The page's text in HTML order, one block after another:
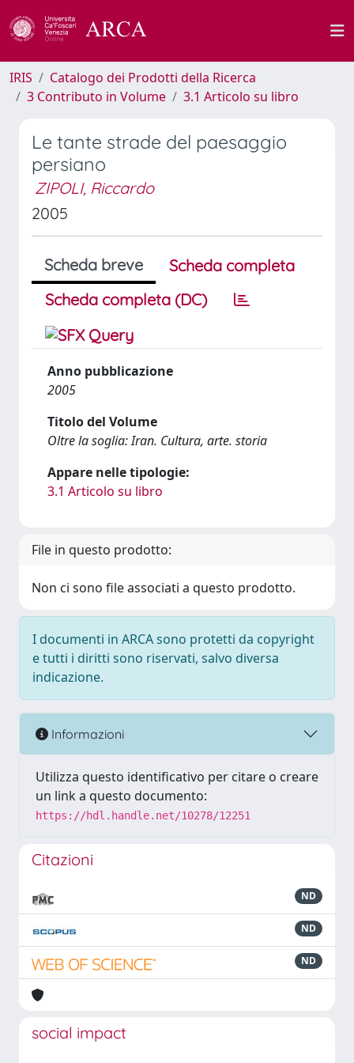
IRIS
Catalogo dei Prodotti della Ricerca
3 Contributo in Volume
3.1 Articolo su libro
Le tante strade del paesaggio
persiano
ZIPOLI, Riccardo
2005
Scheda breve
Scheda completa
Scheda completa (DC)
Anno pubblicazione
2005
Titolo del Volume
Oltre la soglia: Iran. Cultura, arte. storia
Appare nelle tipologie:
3.1 Articolo su libro
File in questo prodotto:
Non ci sono file associati a questo prodotto.
I documenti in ARCA sono protetti da copyright
e tutti i diritti sono riservati, salvo diversa
indicazione.
Informazioni
Utilizza questo identificativo per citare o creare
un link a questo documento:
https://hdl.handle.net/10278/12251
Citazioni
ND
ND
ND
social impact